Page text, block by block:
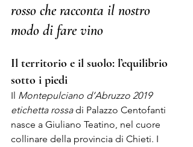
rosso che racconta il nostro
modo di fare vino
Il territorio e il suolo: l’equilibrio
sotto i piedi
Il Montepulciano d’Abruzzo 2019
etichetta rossa di Palazzo Centofanti
nasce a Giuliano Teatino, nel cuore
collinare della provincia di Chieti. I